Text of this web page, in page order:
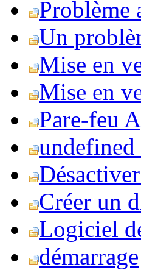
Problème
Un
Mise en
Mise en
Pare-feu
Créer un
Logiciel
démarrage